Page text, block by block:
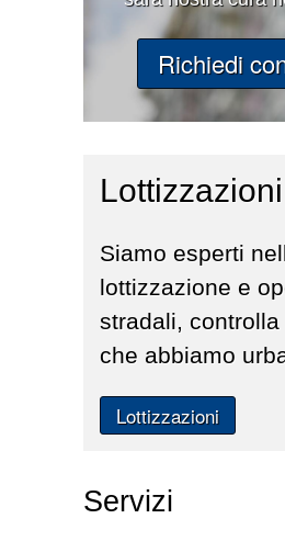
Richiedi
Lottizzazioni
Siamo esperti
lottizzazione e
stradali, controlla
che abbiamo
Lottizzazioni
Servizi